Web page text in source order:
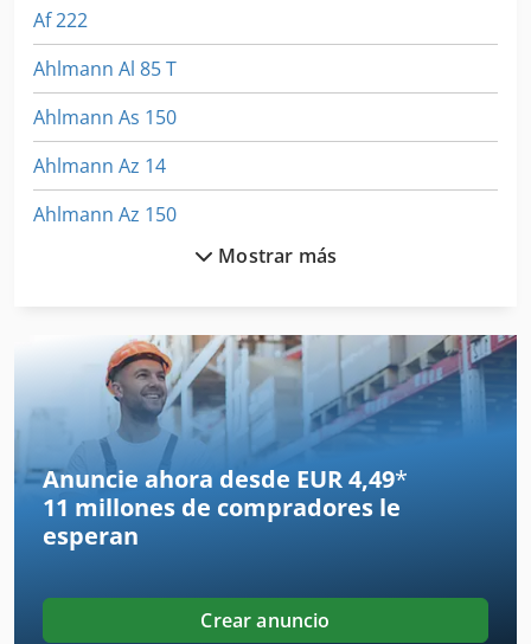
Af 222
Ahlmann Al 85 T
Ahlmann As 150
Ahlmann Az 14
Ahlmann Az 150
Ausa 120 Dh
Ausa 150
Ausa 150 Ahg
Ausa 150 Dg
Ausa 150 Dh
Mostrar más
Anuncie ahora desde EUR 4,49*
11 millones de compradores le
esperan
Crear anuncio